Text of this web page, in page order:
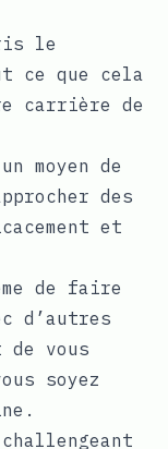
le
ce que cela
carrière de
moyen de
des
et
de faire
d’autres
de vous
soyez